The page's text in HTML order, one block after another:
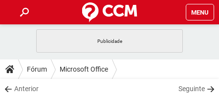
MENU
CELULAR
OUTLOOK
DICAS
JOGOS
DOWNLOADS
Fórum Microsoft Office
Anterior Seguinte